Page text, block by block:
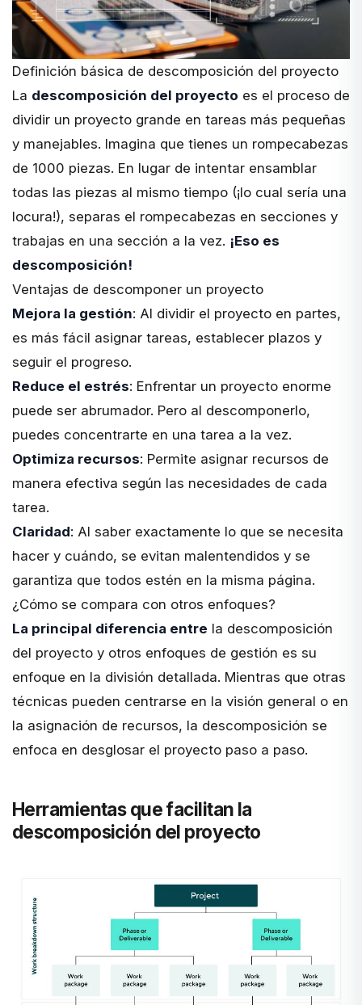
Definición básica de descomposición del proyecto
La descomposición del proyecto es el proceso de
dividir un proyecto grande en tareas más pequeñas
y manejables. Imagina que tienes un rompecabezas
de 1000 piezas. En lugar de intentar ensamblar
todas las piezas al mismo tiempo (¡lo cual sería una
locura!), separas el rompecabezas en secciones y
trabajas en una sección a la vez. ¡Eso es
descomposición!
Ventajas de descomponer un proyecto
Mejora la gestión: Al dividir el proyecto en partes,
es más fácil asignar tareas, establecer plazos y
seguir el progreso.
Reduce el estrés: Enfrentar un proyecto enorme
puede ser abrumador. Pero al descomponerlo,
puedes concentrarte en una tarea a la vez.
Optimiza recursos: Permite asignar recursos de
manera efectiva según las necesidades de cada
tarea.
Claridad: Al saber exactamente lo que se necesita
hacer y cuándo, se evitan malentendidos y se
garantiza que todos estén en la misma página.
¿Cómo se compara con otros enfoques?
La principal diferencia entre la descomposición
del proyecto y otros enfoques de gestión es su
enfoque en la división detallada. Mientras que otras
técnicas pueden centrarse en la visión general o en
la asignación de recursos, la descomposición se
enfoca en desglosar el proyecto paso a paso.
Herramientas que facilitan la
descomposición del proyecto